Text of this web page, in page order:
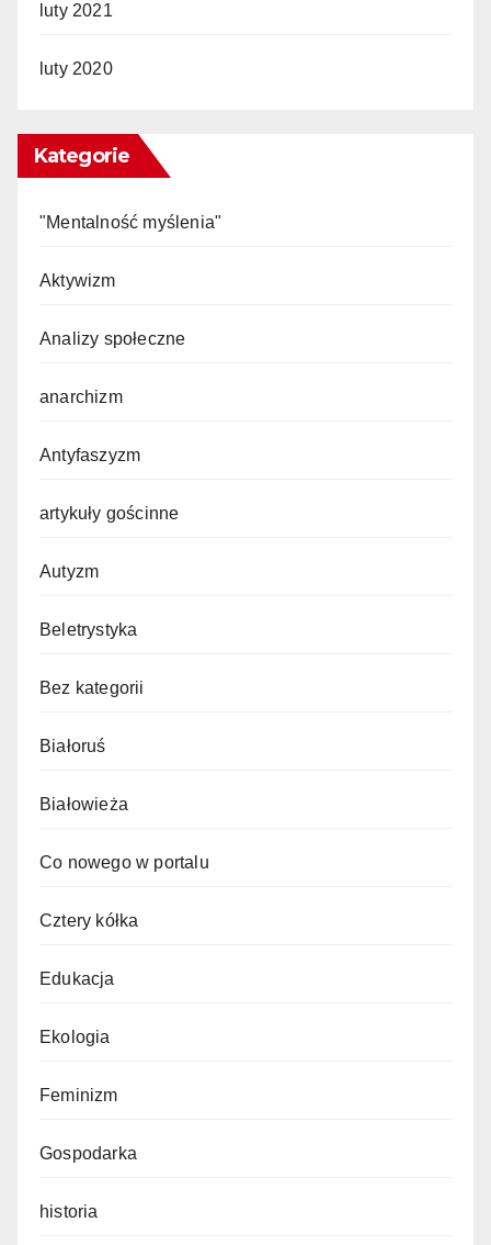
luty 2021
luty 2020
Kategorie
"Mentalność myślenia"
Aktywizm
Analizy społeczne
anarchizm
Antyfaszyzm
artykuły gościnne
Autyzm
Beletrystyka
Bez kategorii
Białoruś
Białowieża
Co nowego w portalu
Cztery kółka
Edukacja
Ekologia
Feminizm
Gospodarka
historia